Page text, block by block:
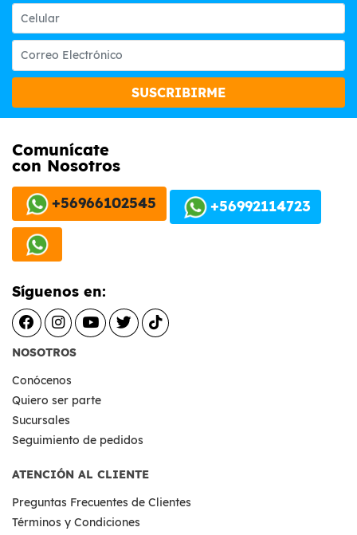
SUSCRIBIRME
Comunícate
con Nosotros
+56966102545 +56992114723
Síguenos en:
NOSOTROS
Conócenos
Quiero ser parte
Sucursales
Seguimiento de pedidos
ATENCIÓN AL CLIENTE
Preguntas Frecuentes de Clientes
Términos y Condiciones